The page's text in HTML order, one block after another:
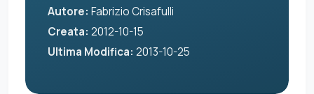
Autore: Fabrizio Crisafulli
Creata: 2012-10-15
Ultima Modifica: 2013-10-25